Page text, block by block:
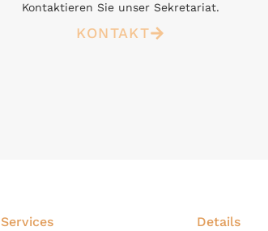
Kontaktieren Sie unser Sekretariat.
KONTAKT
Services Details